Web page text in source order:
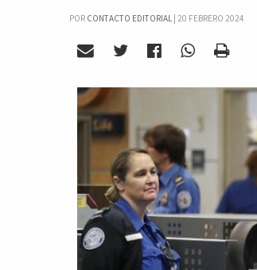
POR CONTACTO EDITORIAL | 20 FEBRERO 2024